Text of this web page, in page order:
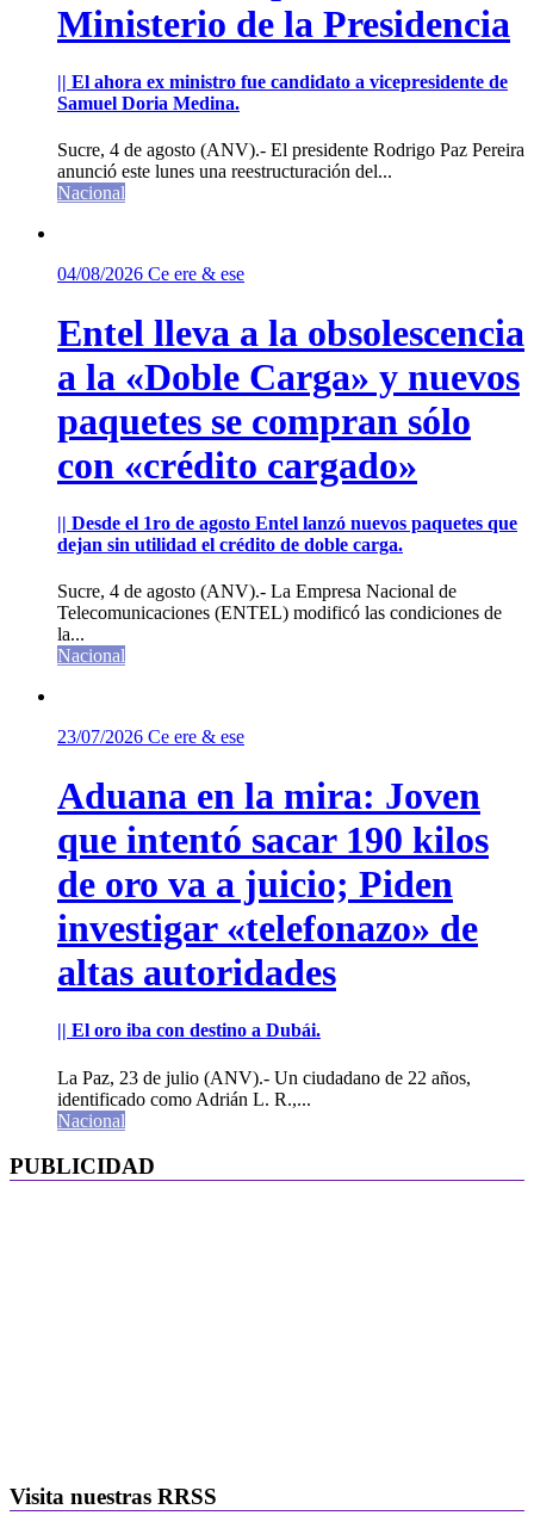
Ministerio de la Presidencia
|| El ahora ex ministro fue candidato a vicepresidente de
Samuel Doria Medina.
Sucre, 4 de agosto (ANV).- El presidente Rodrigo Paz Pereira
anunció este lunes una reestructuración del...
Nacional
04/08/2026 Ce ere & ese
Entel lleva a la obsolescencia
a la «Doble Carga» y nuevos
paquetes se compran sólo
con «crédito cargado»
|| Desde el 1ro de agosto Entel lanzó nuevos paquetes que
dejan sin utilidad el crédito de doble carga.
Sucre, 4 de agosto (ANV).- La Empresa Nacional de
Telecomunicaciones (ENTEL) modificó las condiciones de
la...
Nacional
23/07/2026 Ce ere & ese
Aduana en la mira: Joven
que intentó sacar 190 kilos
de oro va a juicio; Piden
investigar «telefonazo» de
altas autoridades
|| El oro iba con destino a Dubái.
La Paz, 23 de julio (ANV).- Un ciudadano de 22 años,
identificado como Adrián L. R.,...
Nacional
PUBLICIDAD
Visita nuestras RRSS